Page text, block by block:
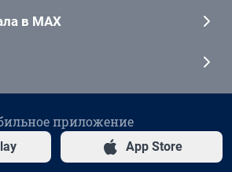
в MAX
приложение
App Store